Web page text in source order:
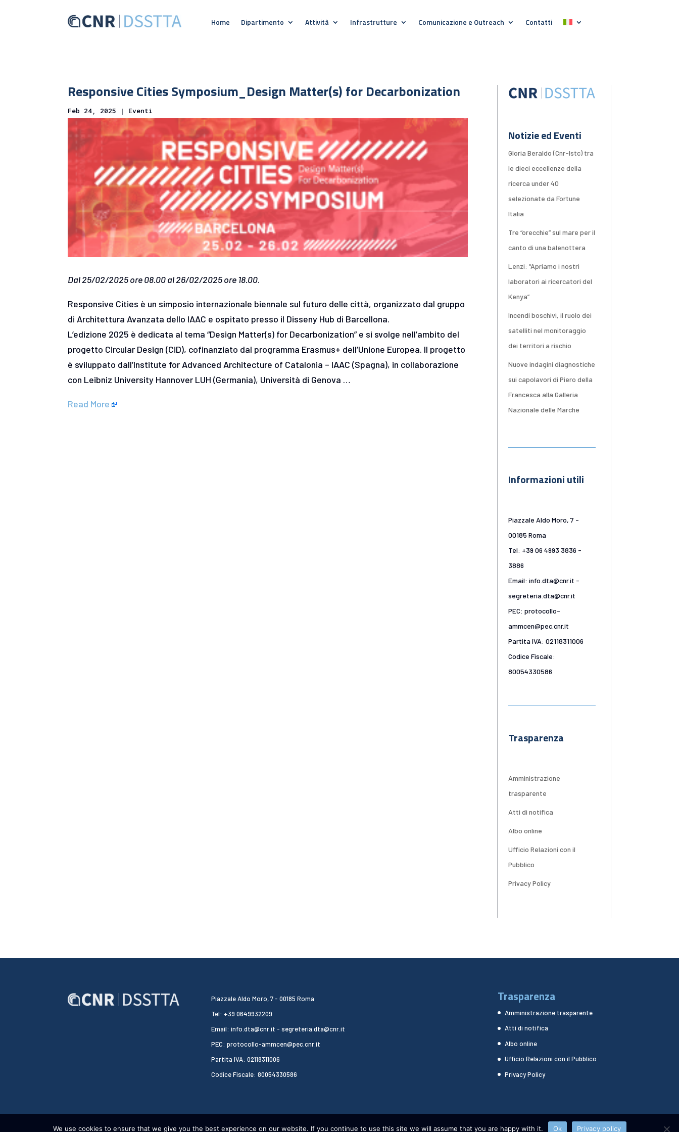
Home Dipartimento Attività Infrastrutture Comunicazione e Outreach Contatti
Responsive Cities Symposium_Design Matter(s) for Decarbonization
Feb 24, 2025 | Eventi
Dal 25/02/2025 ore 08.00 al 26/02/2025 ore 18.00.
Responsive Cities è un simposio internazionale biennale sul futuro delle città, organizzato dal gruppo
di Architettura Avanzata dello IAAC e ospitato presso il Disseny Hub di Barcellona.
L’edizione 2025 è dedicata al tema “Design Matter(s) for Decarbonization” e si svolge nell’ambito del
progetto Circular Design (CiD), cofinanziato dal programma Erasmus+ dell’Unione Europea. Il progetto
è sviluppato dall’Institute for Advanced Architecture of Catalonia – IAAC (Spagna), in collaborazione
con Leibniz University Hannover LUH (Germania), Università di Genova …
Read More
Notizie ed Eventi
Gloria Beraldo (Cnr-Istc) tra
le dieci eccellenze della
ricerca under 40
selezionate da Fortune
Italia
Tre “orecchie” sul mare per il
canto di una balenottera
Lenzi: “Apriamo i nostri
laboratori ai ricercatori del
Kenya”
Incendi boschivi, il ruolo dei
satelliti nel monitoraggio
dei territori a rischio
Nuove indagini diagnostiche
sui capolavori di Piero della
Francesca alla Galleria
Nazionale delle Marche
Informazioni utili
Piazzale Aldo Moro, 7 -
00185 Roma
Tel: +39 06 4993 3836 -
3886
Email: info.dta@cnr.it -
segreteria.dta@cnr.it
PEC: protocollo-
ammcen@pec.cnr.it
Partita IVA: 02118311006
Codice Fiscale:
80054330586
Trasparenza
Amministrazione
trasparente
Atti di notifica
Albo online
Ufficio Relazioni con il
Pubblico
Privacy Policy
Piazzale Aldo Moro, 7 - 00185 Roma
Tel: +39 0649932209
Email: info.dta@cnr.it - segreteria.dta@cnr.it
PEC: protocollo-ammcen@pec.cnr.it
Partita IVA: 02118311006
Codice Fiscale: 80054330586
Trasparenza
Amministrazione trasparente
Atti di notifica
Albo online
Ufficio Relazioni con il Pubblico
Privacy Policy
CNR DSSTTA 2024 - WEBDESIGN:HEAP DESIGN
We use cookies to ensure that we give you the best experience on our website. If you continue to use this site we will assume that you are happy with it. Ok Privacy policy